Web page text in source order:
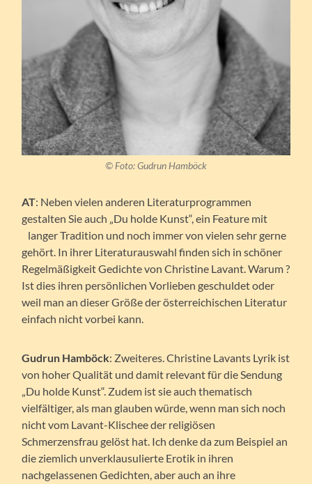
© Foto: Gudrun Hamböck
AT: Neben vielen anderen Literaturprogrammen
gestalten Sie auch „Du holde Kunst“, ein Feature mit
langer Tradition und noch immer von vielen sehr gerne
gehört. In ihrer Literaturauswahl finden sich in schöner
Regelmäßigkeit Gedichte von Christine Lavant. Warum ?
Ist dies ihren persönlichen Vorlieben geschuldet oder
weil man an dieser Größe der österreichischen Literatur
einfach nicht vorbei kann.
Gudrun Hamböck: Zweiteres. Christine Lavants Lyrik ist
von hoher Qualität und damit relevant für die Sendung
„Du holde Kunst“. Zudem ist sie auch thematisch
vielfältiger, als man glauben würde, wenn man sich noch
nicht vom Lavant-Klischee der religiösen
Schmerzensfrau gelöst hat. Ich denke da zum Beispiel an
die ziemlich unverklausulierte Erotik in ihren
nachgelassenen Gedichten, aber auch an ihre